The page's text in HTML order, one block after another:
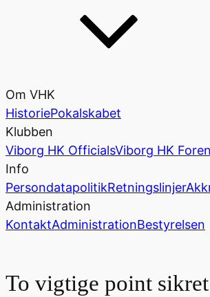
Om VHK
HistoriePokalskabet
Klubben
Viborg HK OfficialsViborg HK
Info
PersondatapolitikRetningslinjer
Administration
KontaktAdministrationBestyrelsen
To vigtige point